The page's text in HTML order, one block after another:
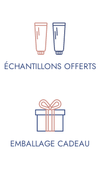
ÉCHANTILLONS OFFERTS
EMBALLAGE CADEAU